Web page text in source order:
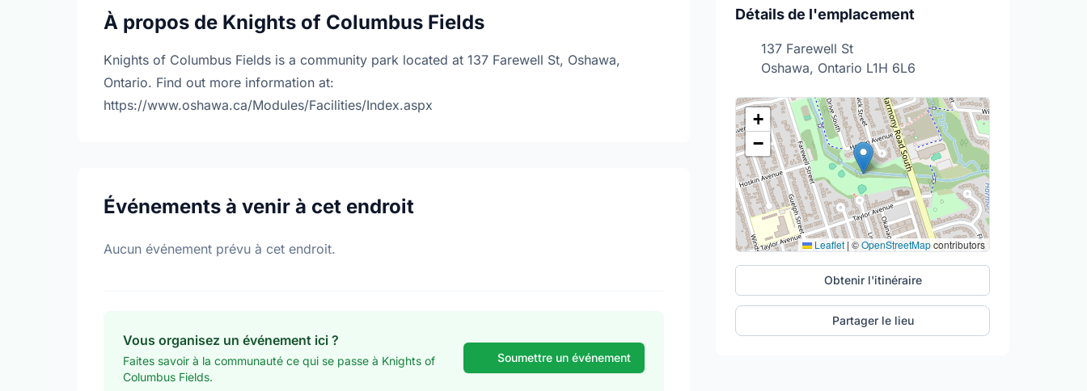
À propos de Knights of Columbus Fields
Knights of Columbus Fields is a community park located at 137 Farewell St, Oshawa,
Ontario. Find out more information at:
https://www.oshawa.ca/Modules/Facilities/Index.aspx
Événements à venir à cet endroit
Aucun événement prévu à cet endroit.
Vous organisez un événement ici ?
Faites savoir à la communauté ce qui se passe à Knights of
Columbus Fields.
Soumettre un événement
Détails de l'emplacement
137 Farewell St
Oshawa, Ontario L1H 6L6
+
−
Leaflet |©OpenStreetMapcontributors
Obtenir l'itinéraire
Partager le lieu